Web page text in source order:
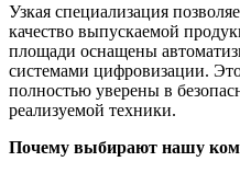
Узкая специализация
качество выпускаемой
площади оснащены
системами цифровизации.
полностью уверены в
реализуемой техники.
Почему выбирают нашу